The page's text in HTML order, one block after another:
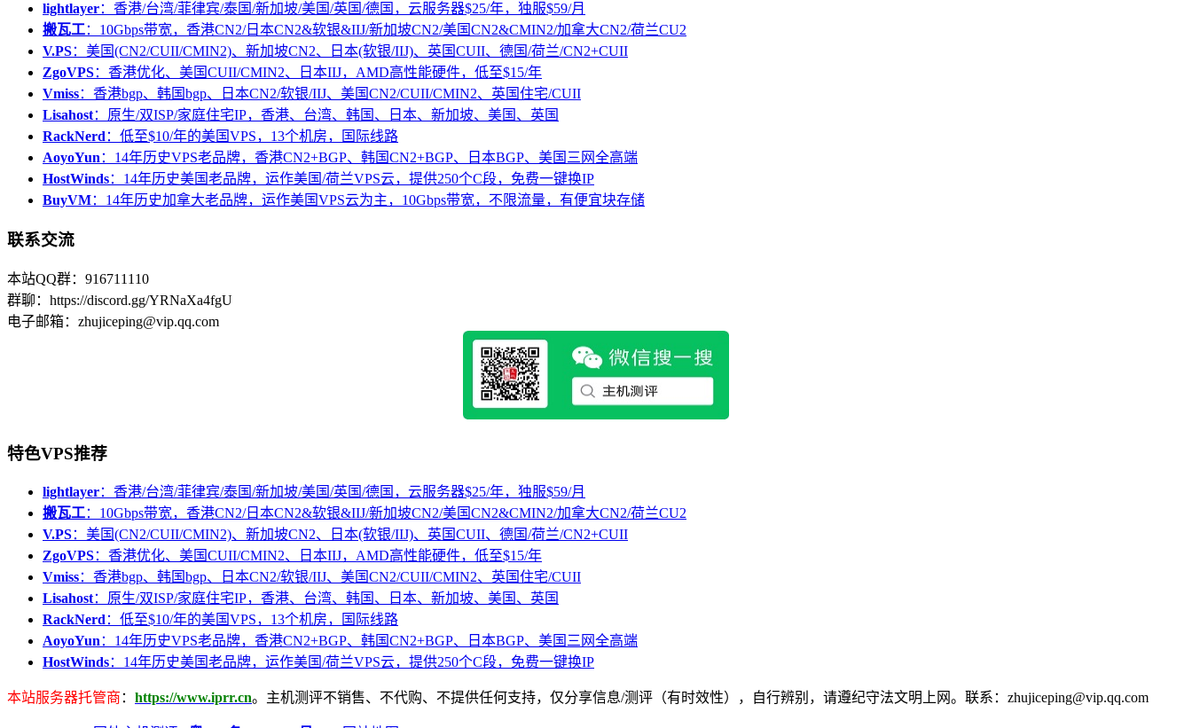
lightlayer：香港/台湾/菲律宾/泰国/新加坡/美国/英国/德国，云服务器$25/年，独服$59/月
搬瓦工：10Gbps带宽，香港CN2/日本CN2&软银&IIJ/新加坡CN2/美国CN2&CMIN2/加拿大CN2/荷兰CU2
V.PS：美国(CN2/CUII/CMIN2)、新加坡CN2、日本(软银/IIJ)、英国CUII、德国/荷兰/CN2+CUII
ZgoVPS：香港优化、美国CUII/CMIN2、日本IIJ，AMD高性能硬件，低至$15/年
Vmiss：香港bgp、韩国bgp、日本CN2/软银/IIJ、美国CN2/CUII/CMIN2、英国住宅/CUII
Lisahost：原生/双ISP/家庭住宅IP，香港、台湾、韩国、日本、新加坡、美国、英国
RackNerd：低至$10/年的美国VPS，13个机房，国际线路
AoyoYun：14年历史VPS老品牌，香港CN2+BGP、韩国CN2+BGP、日本BGP、美国三网全高端
HostWinds：14年历史美国老品牌，运作美国/荷兰VPS云，提供250个C段，免费一键换IP
BuyVM：14年历史加拿大老品牌，运作美国VPS云为主，10Gbps带宽，不限流量，有便宜块存储
联系交流
本站QQ群：916711110
群聊：https://discord.gg/YRNaXa4fgU
电子邮箱：zhujiceping@vip.qq.com
特色VPS推荐
lightlayer：香港/台湾/菲律宾/泰国/新加坡/美国/英国/德国，云服务器$25/年，独服$59/月
搬瓦工：10Gbps带宽，香港CN2/日本CN2&软银&IIJ/新加坡CN2/美国CN2&CMIN2/加拿大CN2/荷兰CU2
V.PS：美国(CN2/CUII/CMIN2)、新加坡CN2、日本(软银/IIJ)、英国CUII、德国/荷兰/CN2+CUII
ZgoVPS：香港优化、美国CUII/CMIN2、日本IIJ，AMD高性能硬件，低至$15/年
Vmiss：香港bgp、韩国bgp、日本CN2/软银/IIJ、美国CN2/CUII/CMIN2、英国住宅/CUII
Lisahost：原生/双ISP/家庭住宅IP，香港、台湾、韩国、日本、新加坡、美国、英国
RackNerd ：低至$10/年的美国VPS，13个机房，国际线路
AoyoYun ：14年历史VPS老品牌，香港CN2+BGP、韩国CN2+BGP、日本BGP、美国三网全高端
HostWinds：14年历史美国老品牌，运作美国/荷兰VPS云，提供250个C段，免费一键换IP
本站服务器托管商 ： https://www.iprr.cn。主机测评不销售、不代购、不提供任何支持，仅分享信息/测评（有时效性），自行辨别，请遵纪守法文明上网。联系：zhujiceping@vip.qq.com